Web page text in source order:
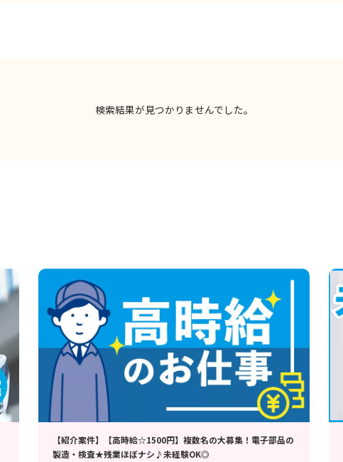
検索結果が見つかりませんでした。
【紹介案件】【高時給☆1500円】複数名の大募集！電子部品の
製造・検査★残業ほぼナシ♪未経験OK◎